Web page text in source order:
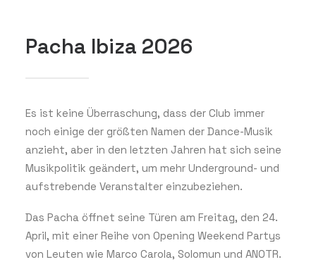
Pacha Ibiza 2026
Es ist keine Überraschung, dass der Club immer
noch einige der größten Namen der Dance-Musik
anzieht, aber in den letzten Jahren hat sich seine
Musikpolitik geändert, um mehr Underground- und
aufstrebende Veranstalter einzubeziehen.
Das Pacha öffnet seine Türen am Freitag, den 24.
April, mit einer Reihe von Opening Weekend Partys
von Leuten wie Marco Carola, Solomun und ANOTR.